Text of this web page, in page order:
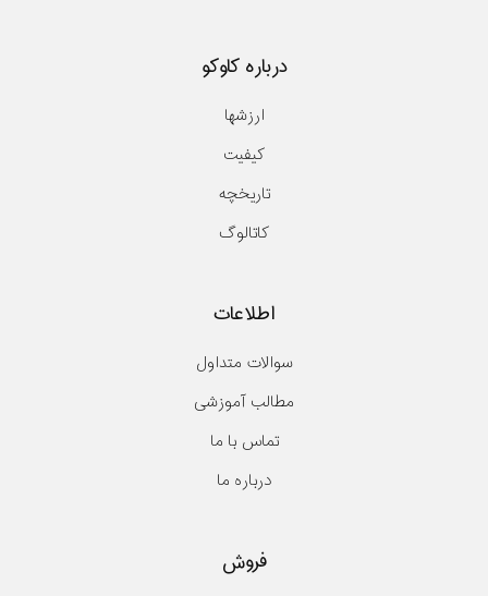
درباره کاوکو
ارزشها
کیفیت
تاریخچه
کاتالوگ
اطلاعات
سوالات متداول
مطالب آموزشی
تماس با ما
درباره ما
فروش